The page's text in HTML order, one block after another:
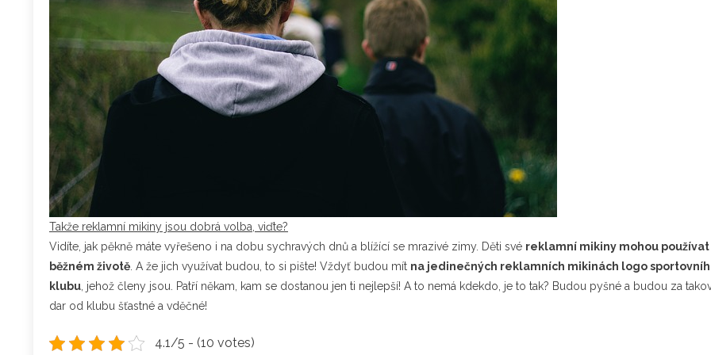
Takže reklamní mikiny jsou dobrá volba, viďte?
Vidíte, jak pěkně máte vyřešeno i na dobu sychravých dnů a blížící se mrazivé zimy. Děti své reklamní mikiny mohou používat
běžném životě . A že jich využívat budou, to si pište! Vždyť budou mít na jedinečných reklamních mikinách logo
klubu , jehož členy jsou. Patří někam, kam se dostanou jen ti nejlepší! A to nemá kdekdo, je to tak? Budou pyšné a budou za
dar od klubu šťastné a vděčné!
4.1/5 - (10 votes)